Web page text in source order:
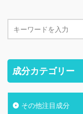
成分カテゴリー
その他注目成分